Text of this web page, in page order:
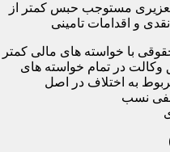
مستوجب حبس کمتر از
با خواسته های مالی کمتر
– حق وکالت در تمام خواسته های
به اختلاف در اصل
نفی نسب